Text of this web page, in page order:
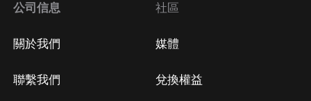
公司信息
關於我們
聯繫我們
社區
媒體
兌換權益